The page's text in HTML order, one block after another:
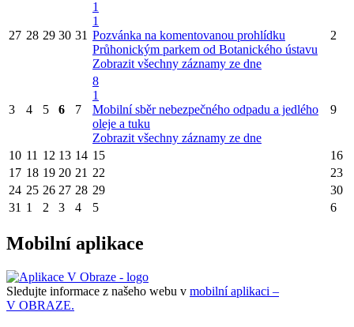
27 28 29 30 31
1
1
Pozvánka na komentovanou prohlídku
Průhonickým parkem od Botanického ústavu
Zobrazit všechny záznamy ze dne
2
3 4 5 6 7
8
1
Mobilní sběr nebezpečného odpadu a jedlého
oleje a tuku
Zobrazit všechny záznamy ze dne
9
10 11 12 13 14 15
16
17 18 19 20 21 22
23
24 25 26 27 28 29
30
31 1 2 3 4 5 6
Mobilní aplikace
Sledujte informace z našeho webu v mobilní aplikaci –
V OBRAZE.